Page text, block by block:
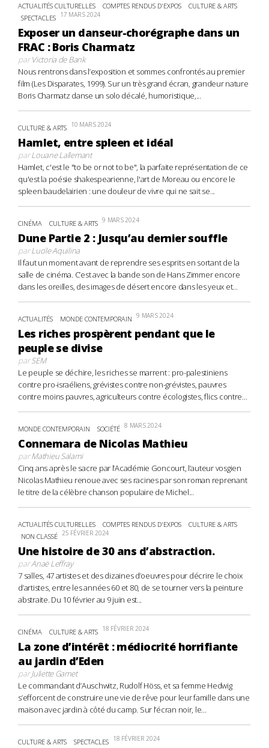
ACTUALITÉS CULTURELLES COMPTES RENDUS D'EXPOS
CULTURE & ARTS
SPECTACLES 17 MARS 2024
Exposer un danseur-chorégraphe dans un
FRAC : Boris Charmatz
parVictoria de Bank
Nous rentrons dans l’exposition et sommes confrontés au premier
film (Les Disparates, 1999). Sur un très grand écran, grandeur nature
Boris Charmatz danse un solo décalé, humoristique,...
CULTURE & ARTS 10 MARS 2024
Hamlet, entre spleen et idéal
parLouane Lallemant
Hamlet, c'est le "to be or not to be", la parfaite représentation de ce
qu'est la poésie shakespearienne, l'art de Moreau ou encore le
spleen baudelairien : une douleur de vivre qui ne sait se...
CINÉMA CULTURE & ARTS 9 MARS 2024
Dune Partie 2 : Jusqu’au dernier souffle
parLucile Aquilina
Il faut un moment avant de reprendre ses esprits en sortant de la
salle de cinéma. C’est avec la bande son de Hans Zimmer encore
dans les oreilles, des images de désert encore dans les yeux et...
ACTUALITÉS MONDE CONTEMPORAIN 9 MARS 2024
Les riches prospèrent pendant que le
peuple se divise
parSEM
Le peuple se déchire, les riches se marrent : pro-palestiniens
contre pro-israéliens, grévistes contre non-grévistes, pauvres
contre moins pauvres, agriculteurs contre écologistes, flics contre...
MONDE CONTEMPORAIN SOCIÉTÉ 8 MARS 2024
Connemara de Nicolas Mathieu
parMathieu Salami
Cinq ans après le sacre par l’Académie Goncourt, l’auteur vosgien
Nicolas Mathieu renoue avec ses racines par son roman reprenant
le titre de la célèbre chanson populaire de Michel...
ACTUALITÉS CULTURELLES COMPTES RENDUS D'EXPOS
CULTURE & ARTS
NON CLASSÉ 25 FÉVRIER 2024
Une histoire de 30 ans d’abstraction.
parAnaë Leffray
7 salles, 47 artistes et des dizaines d’oeuvres pour décrire le choix
d’artistes, entre les années 60 et 80, de se tourner vers la peinture
abstraite. Du 10 février au 9 juin est...
CINÉMA CULTURE & ARTS 18 FÉVRIER 2024
La zone d’intérêt : médiocrité horrifiante
au jardin d’Eden
parJuliette Gamet
Le commandant d’Auschwitz, Rudolf Höss, et sa femme Hedwig
s’efforcent de construire une vie de rêve pour leur famille dans une
maison avec jardin à côté du camp. Sur l’écran noir, le...
CULTURE & ARTS SPECTACLES 18 FÉVRIER 2024